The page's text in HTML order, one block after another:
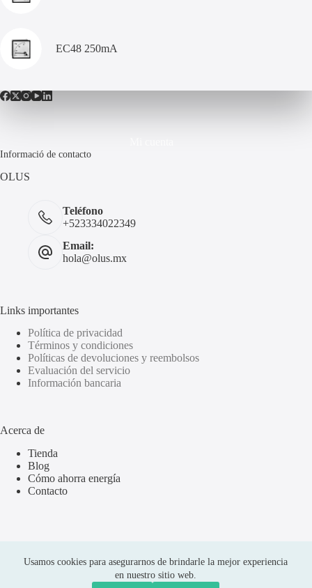
Usamos cookies para asegurarnos de brindarle la mejor experiencia
en nuestro sitio web.
EC48 250mA
Informació de contacto
OLUS
Teléfono
+523334022349
Email:
hola@olus.mx
Links importantes
Política de privacidad
Términos y condiciones
Políticas de devoluciones y reembolsos
Evaluación del servicio
Información bancaria
Acerca de
Tienda
Blog
Cómo ahorra energía
Contacto